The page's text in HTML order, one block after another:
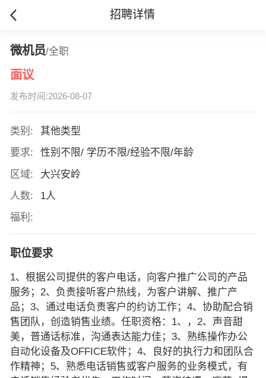
招聘详情
微机员/全职
面议
发布时间:2026-08-07
类别:
其他类型
要求:
性别不限/ 学历不限/经验不限/年龄
区域:
大兴安岭
人数:
1人
福利:
职位要求
1、根据公司提供的客户电话，向客户推广公司的产品
服务；2、负责接听客户热线，为客户讲解、推广产
品；3、通过电话负责客户的约访工作；4、协助配合销
售团队，创造销售业绩。任职资格：1、，2、声音甜
美，普通话标准，沟通表达能力佳；3、熟练操作办公
自动化设备及OFFICE软件；4、良好的执行力和团队合
作精神；5、熟悉电话销售或客户服务的业务模式，有